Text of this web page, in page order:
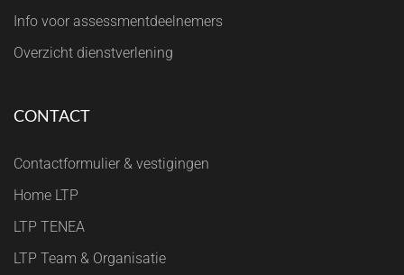
Info voor assessmentdeelnemers
Overzicht dienstverlening
CONTACT
Contactformulier & vestigingen
Home LTP
LTP TENEA
LTP Team & Organisatie